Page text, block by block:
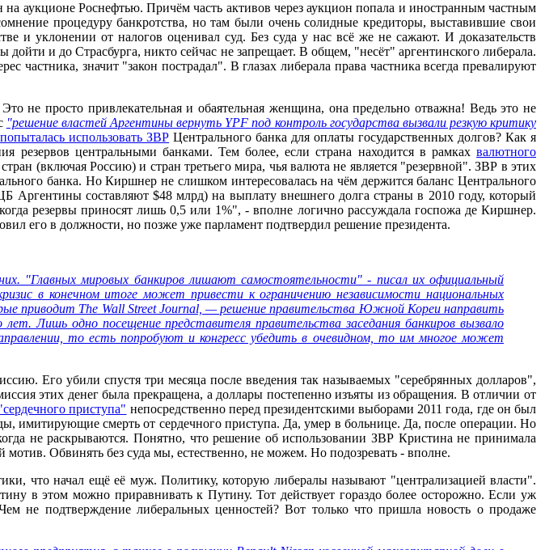
аукционе Роснефтью. Причём часть активов через аукцион попала и иностранным частным
процедуру банкротства, но там были очень солидные кредиторы, выставившие свои
и уклонении от налогов оценивал суд. Без суда у нас всё же не сажают. И доказательств
и до Страсбурга, никто сейчас не запрещает. В общем, "несёт" аргентинского либерала.
значит "закон пострадал". В глазах либерала права частника всегда превалируют
не просто привлекательная и обаятельная женщина, она предельно отважна! Ведь это не
"решение властей Аргентины вернуть YPF под контроль государства вызвали резкую критику
попыталась использовать ЗВР Центрального банка для оплаты государственных долгов? Как я
резервов центральными банками. Тем более, если страна находится в рамкахвалютного
(включая Россию) и стран третьего мира, чья валюта не является "резервной". ЗВР в этих
банка. Но Киршнер не слишком интересовалась на чём держится баланс Центрального
Аргентины составляют $48 млрд) на выплату внешнего долга страны в 2010 году, который
резервы приносят лишь 0,5 или 1%", - вполне логично рассуждала госпожа де Киршнер.
его в должности, но позже уже парламент подтвердил решение президента.
"Главных мировых банкиров лишают самостоятельности" - писал их официальный
в конечном итоге может привести к ограничению независимости национальных
приводит The Wall Street Journal, — решение правительства Южной Кореи направить
Лишь одно посещение представителя правительства заседания банкиров вызвало
то есть попробуют и конгресс убедить в очевидном, то им многое может
Его убили спустя три месяца после введения так называемых "серебрянных долларов",
этих денег была прекращена, а доллары постепенно изъяты из обращения. В отличии от
приступа" непосредственно перед президентскими выборами 2011 года, где он был
имитирующие смерть от сердечного приступа. Да, умер в больнице. Да, после операции. Но
не раскрываются. Понятно, что решение об использовании ЗВР Кристина не принимала
Обвинять без суда мы, естественно, не можем. Но подозревать - вполне.
что начал ещё её муж. Политику, которую либералы называют "централизацией власти".
в этом можно приравнивать к Путину. Тот действует гораздо более осторожно. Если уж
не подтверждение либеральных ценностей? Вот только что пришла новость о продаже